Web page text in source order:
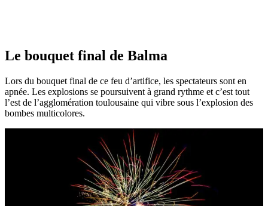
Le bouquet final de Balma
Lors du bouquet final de ce feu d’artifice, les spectateurs sont en
apnée. Les explosions se poursuivent à grand rythme et c’est tout
l’est de l’agglomération toulousaine qui vibre sous l’explosion des
bombes multicolores.